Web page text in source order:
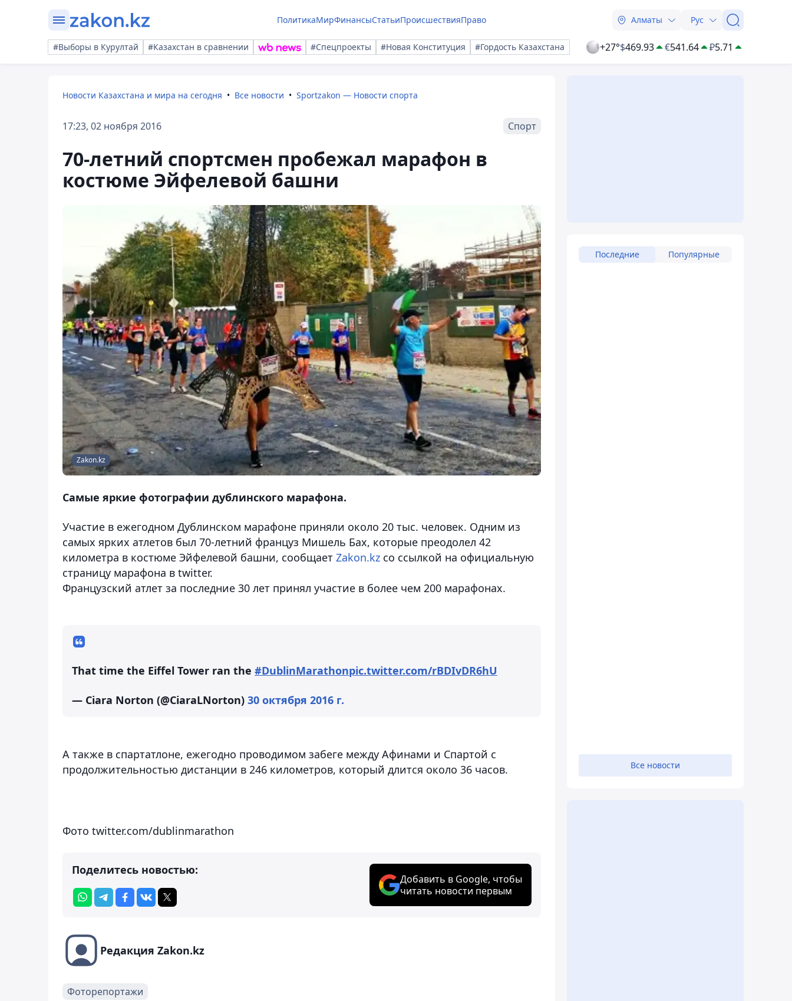
ПолитикаМирФинансыСтатьиПроисшествияПраво Алматы Рус
#Выборы в Курултай #Казахстан в сравнении #Спецпроекты #Новая Конституция #Гордость Казахстана +27°$469.93 €541.64 ₽5.71
Новости Казахстана и мира на сегодня Все новости Sportzakon — Новости спорта
17:23, 02 ноября 2016 Спорт
70-летний спортсмен пробежал марафон в
костюме Эйфелевой башни
Zakon.kz
Самые яркие фотографии дублинского марафона.
Участие в ежегодном Дублинском марафоне приняли около 20 тыс. человек. Одним из
самых ярких атлетов был 70-летний француз Мишель Бах, которые преодолел 42
километра в костюме Эйфелевой башни, сообщает Zakon.kz со ссылкой на официальную
страницу марафона в twitter.
Французский атлет за последние 30 лет принял участие в более чем 200 марафонах.
That time the Eiffel Tower ran the #DublinMarathonpic.twitter.com/rBDIvDR6hU
— Ciara Norton (@CiaraLNorton) 30 октября 2016 г.
А также в спартатлоне, ежегодно проводимом забеге между Афинами и Спартой с
продолжительностью дистанции в 246 километров, который длится около 36 часов.
Фото twitter.com/dublinmarathon
Поделитесь новостью:
Добавить в Google, чтобы
читать новости первым
Редакция Zakon.kz
Фоторепортажи
Последние Популярные
Все новости